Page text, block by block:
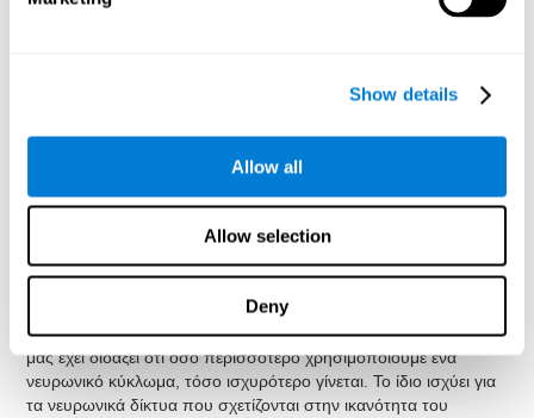
Show details
Allow all
Allow selection
Deny
Πώς να αποκαταστήσουμε ή να
όλες οι εκτελεστικές λειτουργίες μας μπορούν να εκπαιδευτούν,
να μάθουν και να βελτιωθούν και στο Cognifit σε βοηθάμε να το
Η σειρά των ασκήσεων γνωστικής διέγερσης που παρέχει το
Cognifit επιτρέπει την εξάσκηση των εκτελεστικών
λειτουργιών και της ικανότητας του νοητικού
προγραμματισμού. Η μελέτη της εγκεφαλικής πλαστικότητας
μας έχει διδάξει ότι όσο περισσότερο χρησιμοποιούμε ένα
νευρωνικό κύκλωμα, τόσο ισχυρότερο γίνεται. Το ίδιο ισχύει για
τα νευρωνικά δίκτυα που σχετίζονται στην ικανότητα του